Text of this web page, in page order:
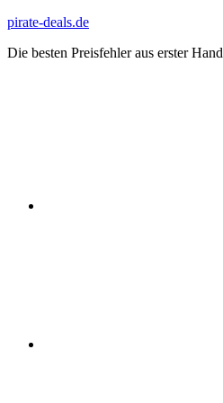
Zum
springen
pirate-deals.de
Die besten Preisfehler aus erster Hand